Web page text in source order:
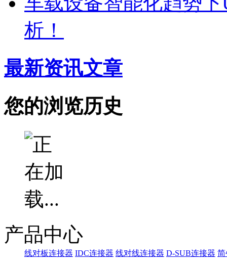
析！
最新资讯文章
您的浏览历史
产品中心
线对板连接器 IDC连接器 线对线连接器 D-SUB连接器 简